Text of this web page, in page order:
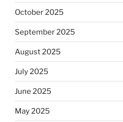
October 2025
September 2025
August 2025
July 2025
June 2025
May 2025